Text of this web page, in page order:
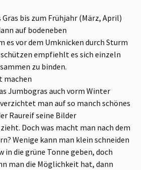
bis zum Frühjahr (März, April)
auf bodeneben
es vor dem Umknicken durch Sturm
schützen empfiehlt es sich einzeln
zu binden.
machen
Jumbogras auch vorm Winter
man auf so manch schönes
Raureif seine Bilder
Doch was macht man nach dem
Wenige kann man klein schneiden
in die grüne Tonne geben, doch
man die Möglichkeit hat, dann